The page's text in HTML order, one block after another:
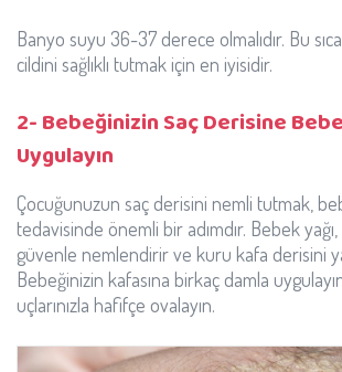
Banyo suyu 36-37 derece olmalıdır. Bu
cildini sağlıklı tutmak için en iyisidir.
2- Bebeğinizin Saç Derisine
Uygulayın
Çocuğunuzun saç derisini nemli tutmak,
tedavisinde önemli bir adımdır. Bebek yağı,
güvenle nemlendirir ve kuru kafa derisini
Bebeğinizin kafasına birkaç damla
uçlarınızla hafifçe ovalayın.